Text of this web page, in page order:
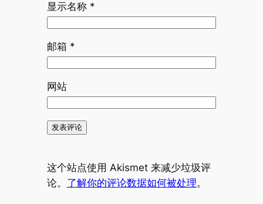
显示名称 *
邮箱 *
网站
这个站点使用 Akismet 来减少垃圾评
论。 了解你的评论数据如何被处理。